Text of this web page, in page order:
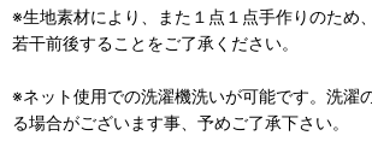
※生地素材により、また１点１点手作りのため
若干前後することをご了承ください。
※ネット使用での洗濯機洗いが可能です。洗濯
る場合がございます事、予めご了承下さい。